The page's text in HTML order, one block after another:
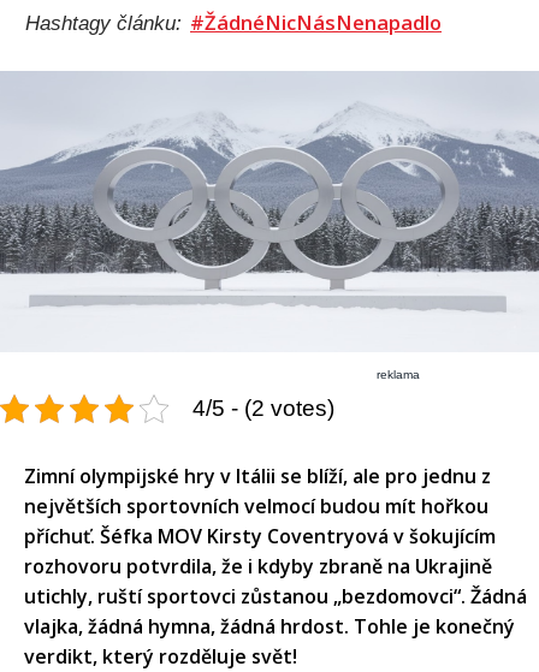
Hashtagy článku: #ŽádnéNicNásNenapadlo
reklama
4/5 - (2 votes)
Zimní olympijské hry v Itálii se blíží, ale pro jednu z
největších sportovních velmocí budou mít hořkou
příchuť. Šéfka MOV Kirsty Coventryová v šokujícím
rozhovoru potvrdila, že i kdyby zbraně na Ukrajině
utichly, ruští sportovci zůstanou „bezdomovci“. Žádná
vlajka, žádná hymna, žádná hrdost. Tohle je konečný
verdikt, který rozděluje svět!